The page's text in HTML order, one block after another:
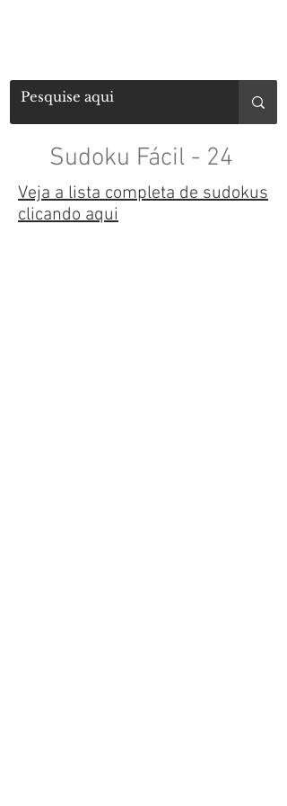
Sudoku Fácil - 24
Veja a lista completa de sudokus
clicando aqui